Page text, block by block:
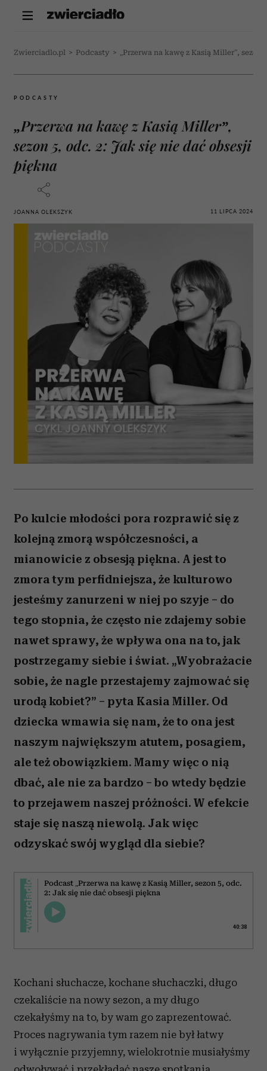
Zwierciadlo.pl > Podcasty > „Przerwa na kawę z Kasią Miller”,
PODCASTY
„Przerwa na kawę z Kasią Miller”,
sezon 5, odc. 2: Jak się nie dać obsesji
piękna
JOANNA OLEKSZYK 11 LIPCA 2024
Po kulcie młodości pora rozprawić się z
kolejną zmorą współczesności, a
mianowicie z obsesją piękna. A jest to
zmora tym perfidniejsza, że kulturowo
jesteśmy zanurzeni w niej po szyje – do
tego stopnia, że często nie zdajemy sobie
nawet sprawy, że wpływa ona na to, jak
postrzegamy siebie i świat. „Wyobrażacie
sobie, że nagle przestajemy zajmować się
urodą kobiet?” – pyta Kasia Miller. Od
dziecka wmawia się nam, że to ona jest
naszym największym atutem, posagiem,
ale też obowiązkiem. Mamy więc o nią
dbać, ale nie za bardzo – bo wtedy będzie
to przejawem naszej próżności. W efekcie
staje się naszą niewolą. Jak więc
odzyskać swój wygląd dla siebie?
Podcast „Przerwa na kawę z Kasią Miller, sezon 5, odc.
2: Jak się nie dać obsesji piękna
40:38
Kochani słuchacze, kochane słuchaczki, długo
czekaliście na nowy sezon, a my długo
czekałyśmy na to, by wam go zaprezentować.
Proces nagrywania tym razem nie był łatwy
i wyłącznie przyjemny, wielokrotnie musiałyśmy